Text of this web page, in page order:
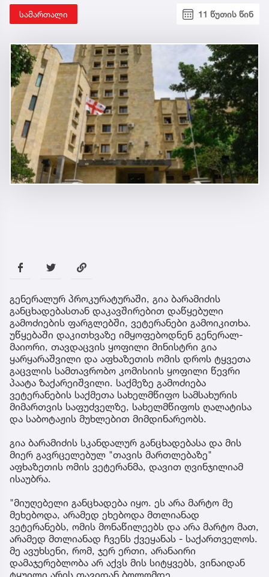
სამართალი 11 წუთის წინ
გენერალურ პროკურატურაში, გია ბარამიძის
განცხადებასთან დაკავშირებით დაწყებული
გამოძიების ფარგლებში, ვეტერანები გამოიკითხა.
უწყებაში დაკითხვაზე იმყოფებოდნენ გენერალ-
მაიორი, თავდაცვის ყოფილი მინისტრი გია
ყარყარაშვილი და აფხაზეთის ომის დროს ტყვეთა
გაცვლის სამთავრობო კომისიის ყოფილი წევრი
პაატა ზაქარეიშვილი. საქმეზე გამოძიება
ვეტერანების საქმეთა სახელმწიფო სამსახურის
მიმართვის საფუძველზე, სახელმწიფოს ღალატისა
და საბოტაჟის მუხლებით მიმდინარეობს.
გია ბარამიძის სკანდალურ განცხადებასა და მის
მიერ გავრცელებულ "თავის მართლებაზე"
აფხაზეთის ომის ვეტერანმა, დავით ღვინჯილიამ
ისაუბრა.
"მიუღებელი განცხადება იყო. ეს არა მარტო მე
მეხებოდა, არამედ ეხებოდა მთლიანად
ვეტერანებს, ომის მონაწილეებს და არა მარტო მათ,
არამედ მთლიანად ჩვენს ქვეყანას - საქართველოს.
მე ავუხსენი, რომ, ჯერ ერთი, არანაირი
დამაჯერებლობა არ აქვს მის სიტყვებს, ვინაიდან
ტყუილი არის თავიდან ბოლომდე.